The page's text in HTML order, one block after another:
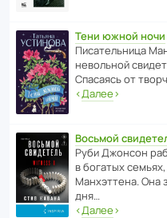
Тени южной ночи
Писа­тель­ница
невольной
Спасаясь от
‹Далее›
Восьмой
Руби Джонсон
в богатых
Манх­эт­тена. Она
дня…
‹Далее›